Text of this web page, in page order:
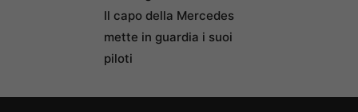
Il capo della Mercedes
mette in guardia i suoi
piloti